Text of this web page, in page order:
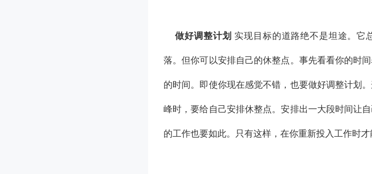
做好调整计划 实现目标的道路绝不是坦途。它
落。但你可以安排自己的休整点。事先看看你的时
的时间。即使你现在感觉不错，也要做好调整计划
峰时，要给自己安排休整点。安排出一大段时间让
的工作也要如此。只有这样，在你重新投入工作时才